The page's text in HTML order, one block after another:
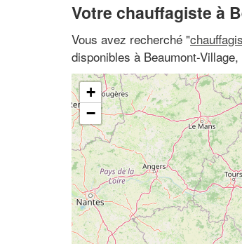
Votre chauffagiste à
Vous avez recherché "
disponibles à Beaumont-
+
−